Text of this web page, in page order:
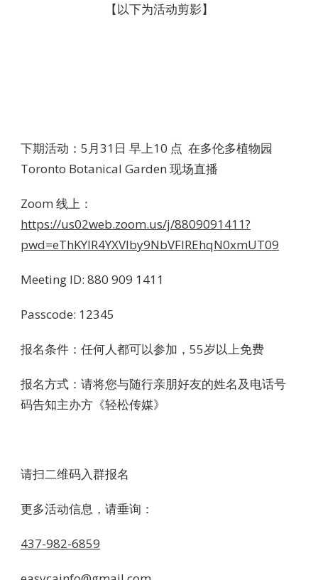
【以下为活动剪影】
下期活动：5月31日 早上10 点 在多伦多植物园
Toronto Botanical Garden 现场直播
Zoom 线上：
https://us02web.zoom.us/j/8809091411?
pwd=eThKYlR4YXVlby9NbVFIREhqN0xmUT09
Meeting ID: 880 909 1411
Passcode: 12345
报名条件：任何人都可以参加，55岁以上免费
报名方式：请将您与随行亲朋好友的姓名及电话号
码告知主办方《轻松传媒》
请扫二维码入群报名
更多活动信息，请垂询：
437-982-6859